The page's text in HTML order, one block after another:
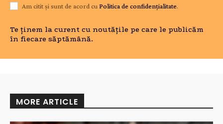
Am citit și sunt de acord cu Politica de confidențialitate.
Te ținem la curent cu noutățile pe care le publicăm
în fiecare săptămână.
MORE ARTICLE